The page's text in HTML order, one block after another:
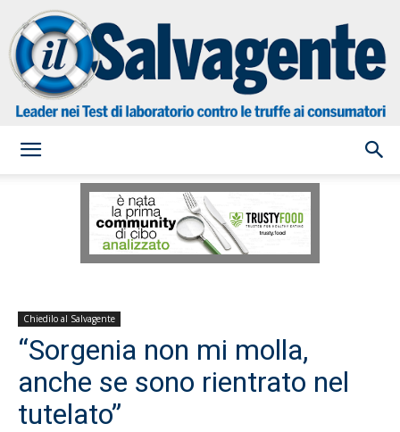
Salvagente
Chiedilo al Salvagente
“Sorgenia non mi molla,
anche se sono rientrato nel
tutelato”